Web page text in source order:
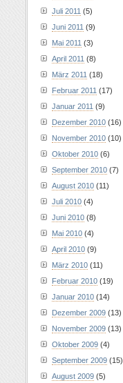
Juli 2011 (5)
Juni 2011 (9)
Mai 2011 (3)
April 2011 (8)
März 2011 (18)
Februar 2011 (17)
Januar 2011 (9)
Dezember 2010 (16)
November 2010 (10)
Oktober 2010 (6)
September 2010 (7)
August 2010 (11)
Juli 2010 (4)
Juni 2010 (8)
Mai 2010 (4)
April 2010 (9)
März 2010 (11)
Februar 2010 (19)
Januar 2010 (14)
Dezember 2009 (13)
November 2009 (13)
Oktober 2009 (4)
September 2009 (15)
August 2009 (5)